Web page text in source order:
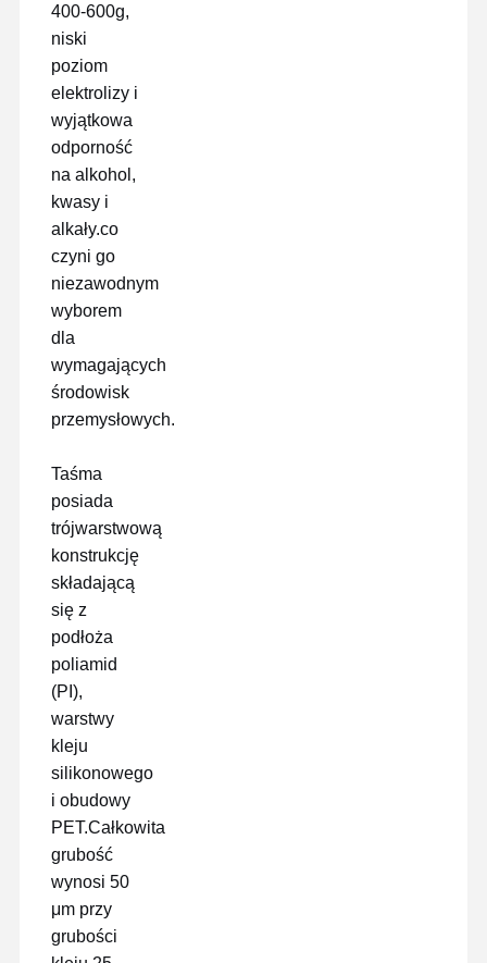
Po Fabryce
Taśma PET
Taśma Kapton
Taśma dwustronna
Taśma maskująca
Folia PET
Taśma PTFE
Taśma PI
wypuścić film
Folia poliuretanowa
Filmy silikonowe
Folia akrylowa
Taśma perforowana
Niebieska folia ochronna
Folia grzewcza
Taśma przemysłowa
400-600g,
niski
poziom
elektrolizy i
wyjątkowa
odporność
na alkohol,
kwasy i
alkały.co
czyni go
niezawodnym
wyborem
dla
wymagających
środowisk
przemysłowych.
Taśma
posiada
trójwarstwową
konstrukcję
składającą
się z
podłoża
poliamid
(PI),
warstwy
kleju
silikonowego
i obudowy
PET.Całkowita
grubość
wynosi 50
μm przy
grubości